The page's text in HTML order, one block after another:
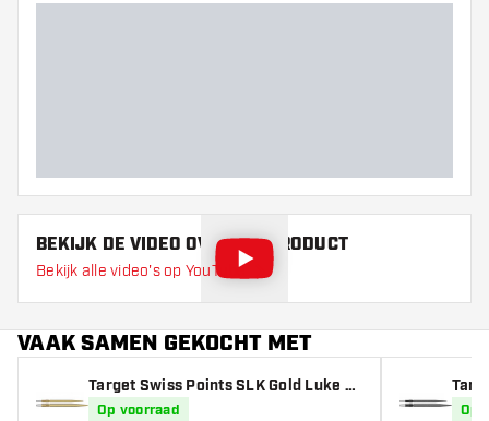
BEKIJK DE VIDEO OVER DIT PRODUCT
Bekijk alle video's op YouTube
VAAK SAMEN GEKOCHT MET
Target Swiss Points SLK Gold Luke Li
ttler
Op voorraad
ittler
Op